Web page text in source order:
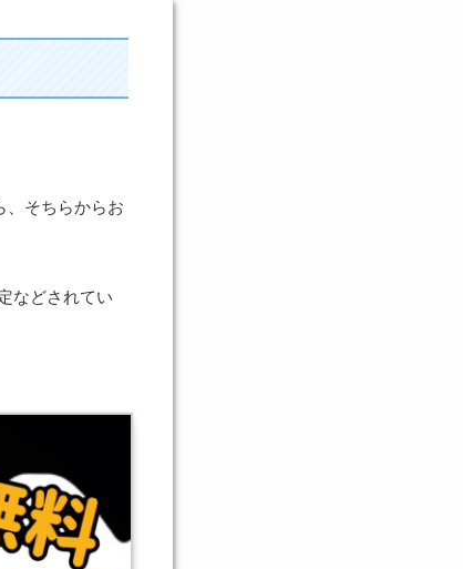
、そちらからお
などされてい